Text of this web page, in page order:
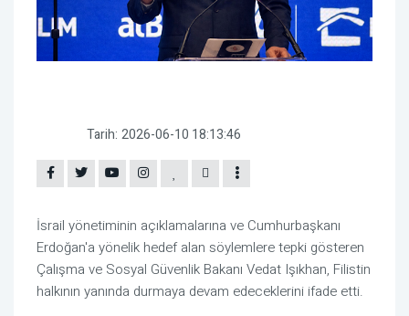
Tarih: 2026-06-10 18:13:46
İsrail yönetiminin açıklamalarına ve Cumhurbaşkanı
Erdoğan'a yönelik hedef alan söylemlere tepki gösteren
Çalışma ve Sosyal Güvenlik Bakanı Vedat Işıkhan, Filistin
halkının yanında durmaya devam edeceklerini ifade etti.